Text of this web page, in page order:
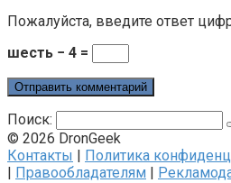
Пожалуйста, введите ответ
шесть − 4 =
Поиск:
© 2026 DronGeek
Контакты | Политика
| Правообладателям |